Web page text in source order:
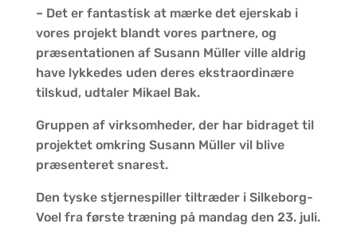
– Det er fantastisk at mærke det ejerskab i
vores projekt blandt vores partnere, og
præsentationen af Susann Müller ville aldrig
have lykkedes uden deres ekstraordinære
tilskud, udtaler Mikael Bak.
Gruppen af virksomheder, der har bidraget til
projektet omkring Susann Müller vil blive
præsenteret snarest.
Den tyske stjernespiller tiltræder i Silkeborg-
Voel fra første træning på mandag den 23. juli.